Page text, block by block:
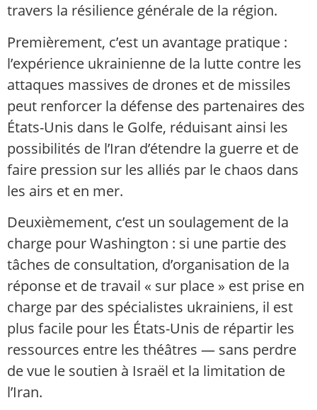
travers la résilience générale de la région.
Premièrement, c’est un avantage pratique :
l’expérience ukrainienne de la lutte contre les
attaques massives de drones et de missiles
peut renforcer la défense des partenaires des
États-Unis dans le Golfe, réduisant ainsi les
possibilités de l’Iran d’étendre la guerre et de
faire pression sur les alliés par le chaos dans
les airs et en mer.
Deuxièmement, c’est un soulagement de la
charge pour Washington : si une partie des
tâches de consultation, d’organisation de la
réponse et de travail « sur place » est prise en
charge par des spécialistes ukrainiens, il est
plus facile pour les États-Unis de répartir les
ressources entre les théâtres — sans perdre
de vue le soutien à Israël et la limitation de
l’Iran.